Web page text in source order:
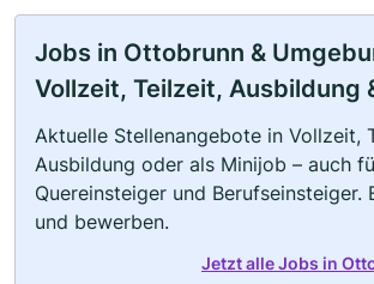
Jobs in Ottobrunn &
Vollzeit, Teilzeit, Ausbildung
Aktuelle Stellenangebote in Vollzeit,
Ausbildung oder als Minijob – auch
Quereinsteiger und Berufseinsteiger.
und bewerben.
Jetzt alle Jobs in